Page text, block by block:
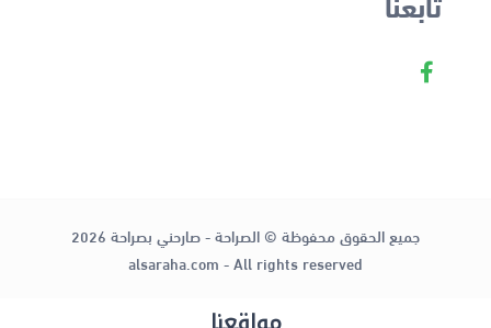
جميع الحقوق محفوظة © الصراحة - صارحني بصراحة 2026
alsaraha.com - All rights reserved